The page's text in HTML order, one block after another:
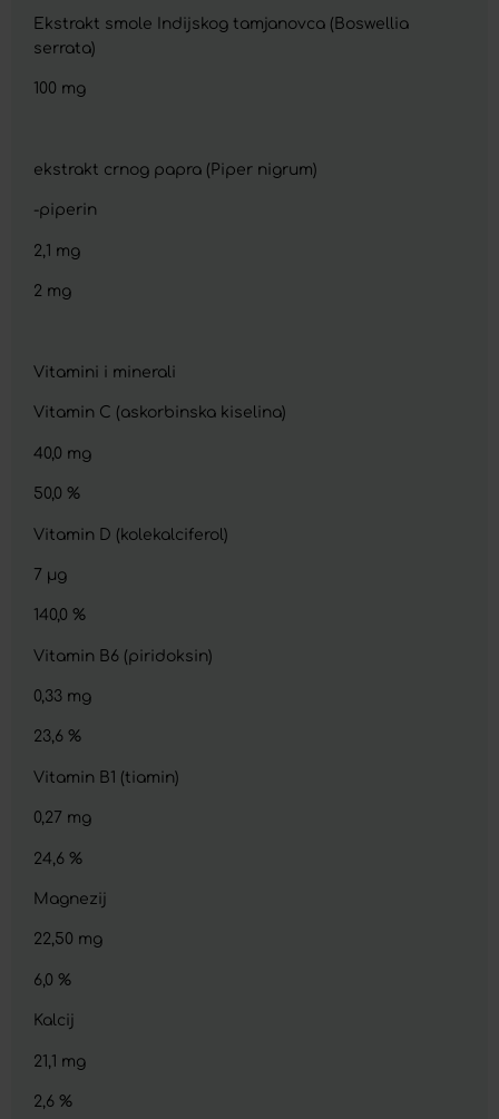
Ekstrakt smole Indijskog tamjanovca (Boswellia
serrata)
100 mg
ekstrakt crnog papra (Piper nigrum)
-piperin
2,1 mg
2 mg
Vitamini i minerali
Vitamin C (askorbinska kiselina)
40,0 mg
50,0 %
Vitamin D (kolekalciferol)
7 µg
140,0 %
Vitamin B6 (piridoksin)
0,33 mg
23,6 %
Vitamin B1 (tiamin)
0,27 mg
24,6 %
Magnezij
22,50 mg
6,0 %
Kalcij
21,1 mg
2,6 %